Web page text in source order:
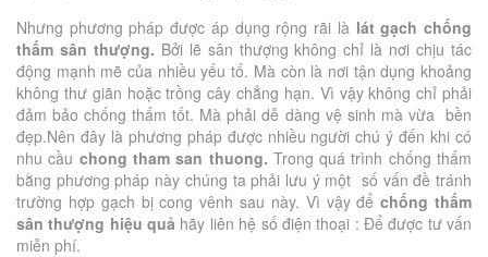
Nhưng phương pháp được áp dụng rộng rãi là lát gạch chống
thấm sân thượng. Bởi lẽ sân thượng không chỉ là nơi chịu tác
động mạnh mẽ của nhiều yếu tố. Mà còn là nơi tận dụng khoảng
không thư giãn hoặc trồng cây chẳng hạn. Vì vậy không chỉ phải
đảm bảo chống thấm tốt. Mà phải dễ dàng vệ sinh mà vừa bền
đẹp.Nên đây là phương pháp được nhiều người chú ý đến khi có
nhu cầu chong tham san thuong. Trong quá trình chống thấm
bằng phương pháp này chúng ta phải lưu ý một số vấn đề tránh
trường hợp gạch bị cong vênh sau này. Vì vậy đểchống thấm
sân thượng hiệu quả hãy liên hệ số điện thoại : Để được tư vấn
miễn phí.